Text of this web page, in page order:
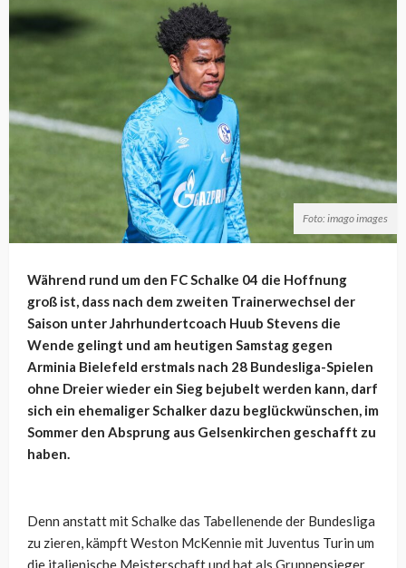
Foto: imago images
Während rund um den FC Schalke 04 die Hoffnung
groß ist, dass nach dem zweiten Trainerwechsel der
Saison unter Jahrhundertcoach Huub Stevens die
Wende gelingt und am heutigen Samstag gegen
Arminia Bielefeld erstmals nach 28 Bundesliga-Spielen
ohne Dreier wieder ein Sieg bejubelt werden kann, darf
sich ein ehemaliger Schalker dazu beglückwünschen, im
Sommer den Absprung aus Gelsenkirchen geschafft zu
haben.
Denn anstatt mit Schalke das Tabellenende der Bundesliga
zu zieren, kämpft Weston McKennie mit Juventus Turin um
die italienische Meisterschaft und hat als Gruppensieger